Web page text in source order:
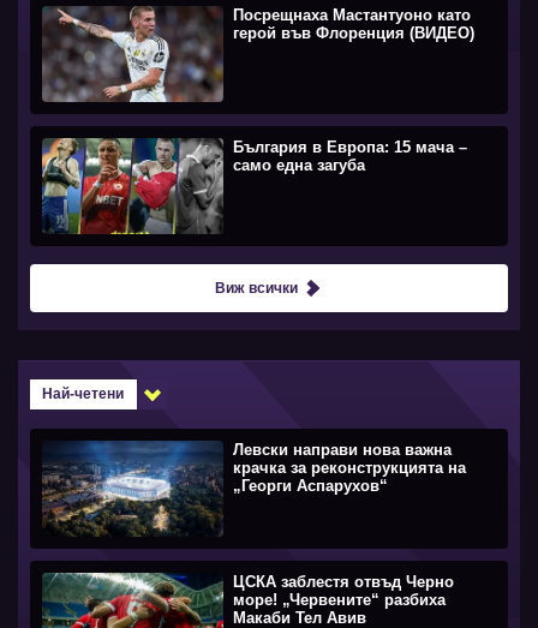
Посрещнаха Мастантуоно като
герой във Флоренция (ВИДЕО)
България в Европа: 15 мача –
само една загуба
Виж всички
Най-четени
Левски направи нова важна
крачка за реконструкцията на
„Георги Аспарухов“
ЦСКА заблестя отвъд Черно
море! „Червените“ разбиха
Макаби Тел Авив